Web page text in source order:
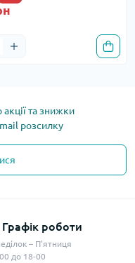
та знижки
розсилку
Графік роботи
– П'ятниця
до 18-00